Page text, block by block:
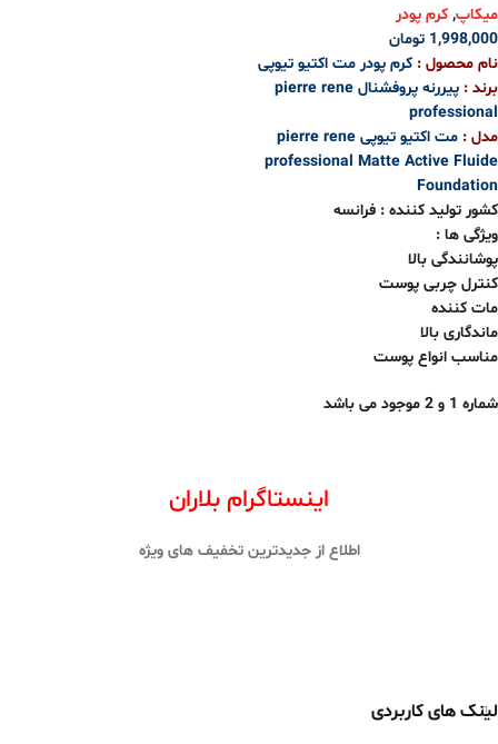
میکاپ, کرم پودر
1,998,000 تومان
نام محصول : کرم پودر مت اکتیو تیوپی
برند :
پیررنه پروفشنال pierre rene
professional
مدل :
مت اکتیو تیوپی pierre rene
professional Matte Active Fluide
Foundation
کشور تولید کننده : فرانسه
ویژگی ها :
پوشانندگی بالا
کنترل چربی پوست
مات کننده
ماندگاری بالا
مناسب انواع پوست
شماره 1 و 2 موجود می باشد
اینستاگرام بلاران
اطلاع از جدیدترین تخفیف های ویژه
لینک های کاربردی